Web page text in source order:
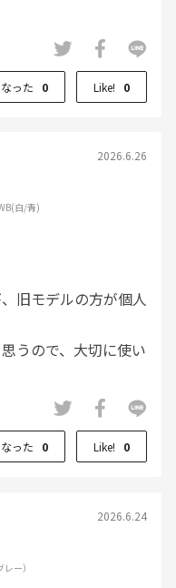
った 0 Like! 0
2026.6.26
白/青)
旧モデルの方が個人
うので、大切に使い
った 0 Like! 0
2026.6.24
ー）